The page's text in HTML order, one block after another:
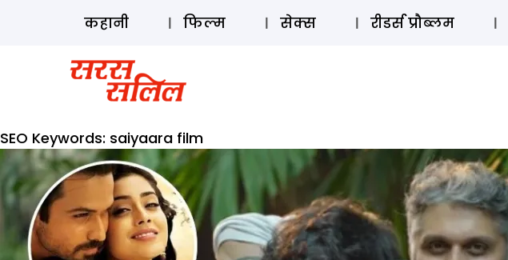
कहानी फिल्म सेक्स रीडर्स प्रौब्लम
SEO Keywords: saiyaara film